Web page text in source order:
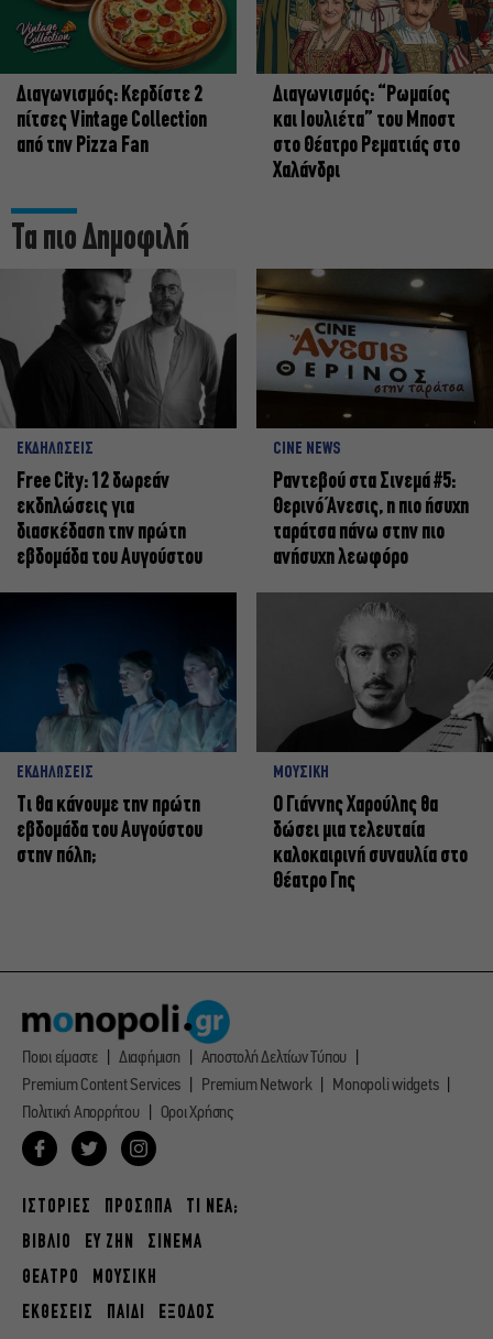
Διαγωνισμός: Κερδίστε 2
πίτσες Vintage Collection
από την Pizza Fan
Διαγωνισμός: “Ρωμαίος
και Ιουλιέτα” του Μποστ
στο Θέατρο Ρεματιάς στο
Χαλάνδρι
Τα πιο Δημοφιλή
ΕΚΔΗΛΩΣΕΙΣ
Free City: 12 δωρεάν
εκδηλώσεις για
διασκέδαση την πρώτη
εβδομάδα του Αυγούστου
CINE NEWS
Ραντεβού στα Σινεμά #5:
Θερινό Άνεσις, η πιο ήσυχη
ταράτσα πάνω στην πιο
ανήσυχη λεωφόρο
ΕΚΔΗΛΩΣΕΙΣ
Τι θα κάνουμε την πρώτη
εβδομάδα του Αυγούστου
στην πόλη;
ΜΟΥΣΙΚΗ
Ο Γιάννης Χαρούλης θα
δώσει μια τελευταία
καλοκαιρινή συναυλία στο
Θέατρο Γης
Ποιοι είμαστε Διαφήμιση
Αποστολή Δελτίων Τύπου
Premium Content Services
Premium Network
Monopoli widgets
Πολιτική Απορρήτου
Οροι Χρήσης
ΙΣΤΟΡΙΕΣ ΠΡΟΣΩΠΑ
ΤΙ ΝΕΑ;
ΒΙΒΛΙΟ
ΕΥ ΖΗΝ
ΣΙΝΕΜΑ
ΘΕΑΤΡΟ
ΜΟΥΣΙΚΗ
ΕΚΘΕΣΕΙΣ
ΠΑΙΔΙ
ΕΞΟΔΟΣ